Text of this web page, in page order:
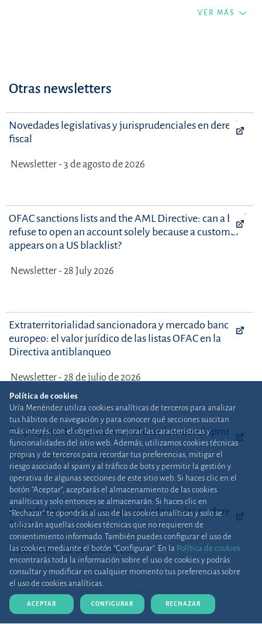
VER MÁS
Otras newsletters
Novedades legislativas y jurisprudenciales en derecho
fiscal
Newsletter - 3 de agosto de 2026
OFAC sanctions lists and the AML Directive: can a bank
refuse to open an account solely because a customer
appears on a US blacklist?
Newsletter - 28 July 2026
Extraterritorialidad sancionadora y mercado bancario
europeo: el valor jurídico de las listas OFAC en la
Directiva antiblanqueo
Newsletter - 28 de julio de 2026
Employment - Legislative and case law developments
Newsletter - 22 July 2026
Novedades legislativas y jurisprudenciales en derecho
fiscal
Newsletter - 22 de julio de 2026
Política de cookies
Uría Menéndez utiliza cookies analíticas de terceros para analizar
tus hábitos de navegación y para conocer qué secciones suscitan
más interés, con el objetivo de mejorar las características y
funcionalidades del sitio web. Además, utilizamos cookies técnicas
propias y de terceros para recordar tus preferencias, mitigar el
riesgo asociado al spam y al tráfico de bots y permitir la gestión y
operativa de algunas secciones de este sitio web. Si haces clic en el
botón "Aceptar", aceptarás el almacenamiento de las cookies
analíticas y solo entonces se almacenarán. Si haces clic en
“Rechazar” te opondrás al uso de las cookies analíticas y solo se
utilizarán aquellas cookies técnicas que no requieren de
consentimiento informado. También puedes configurar el uso de
las cookies mediante el botón "Configurar". En la Política de cookies
encontrarás toda la información sobre el uso de cookies y podrás
consultar y modificar en cualquier momento tus preferencias sobre
el uso de cookies analíticas.
ACEPTAR CONFIGURAR RECHAZAR